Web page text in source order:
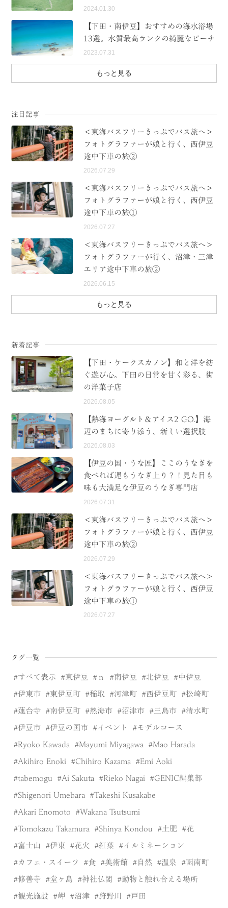
2024.01.30
【下田・南伊豆】おすすめの海水浴場
13選。水質最高ランクの綺麗なビーチ
2023.07.31
もっと見る
注目記事
＜東海バスフリーきっぷでバス旅へ＞
フォトグラファーが娘と行く、西伊豆
途中下車の旅②
2026.07.29
＜東海バスフリーきっぷでバス旅へ＞
フォトグラファーが娘と行く、西伊豆
途中下車の旅①
2026.07.27
＜東海バスフリーきっぷでバス旅へ＞
フォトグラファーが行く、沼津・三津
エリア途中下車の旅②
2026.06.15
もっと見る
新着記事
【下田・ケークスカノン】和と洋を紡
ぐ遊び心。下田の日常を甘く彩る、街
の洋菓子店
2026.08.05
【熱海ヨーグルト＆アイス2 GO.】海
辺のまちに寄り添う、新しい選択肢
2026.08.03
【伊豆の国・うな匠】ここのうなぎを
食べれば運もうなぎ上り？！見た目も
味も大満足な伊豆のうなぎ専門店
2026.07.31
＜東海バスフリーきっぷでバス旅へ＞
フォトグラファーが娘と行く、西伊豆
途中下車の旅②
2026.07.29
＜東海バスフリーきっぷでバス旅へ＞
フォトグラファーが娘と行く、西伊豆
途中下車の旅①
2026.07.27
タグ一覧
すべて表示 東伊豆 ｎ 南伊豆 北伊豆 中伊豆
伊東市 東伊豆町 稲取 河津町 西伊豆町 松崎町
蓮台寺 南伊豆町 熱海市 沼津市 三島市 清水町
伊豆市 伊豆の国市 イベント モデルコース
Ryoko Kawada Mayumi Miyagawa Mao Harada
Akihiro Enoki Chihiro Kazama Emi Aoki
tabemogu Ai Sakuta Rieko Nagai GENIC編集部
Shigenori Umebara Takeshi Kusakabe
Akari Enomoto Wakana Tsutsumi
Tomokazu Takamura Shinya Kondou 土肥 花
富士山 伊東 花火 紅葉 イルミネーション
カフェ・スイーツ 食 美術館 自然 温泉 函南町
修善寺 堂ヶ島 神社仏閣 動物と触れ合える場所
観光施設 岬 沼津 狩野川 戸田